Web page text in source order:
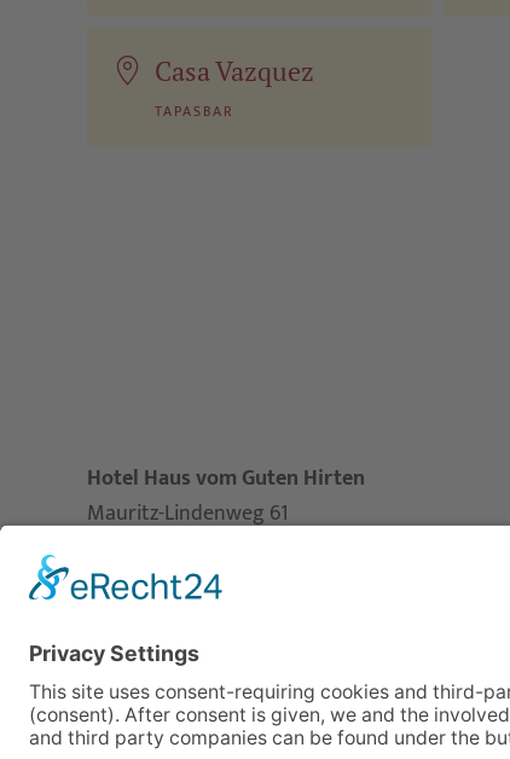
Casa Vazquez
TAPASBAR
Hotel Haus vom Guten Hirten
Mauritz-Lindenweg 61
Telefon+49 251 3787-0
hotel@guterhirte.de